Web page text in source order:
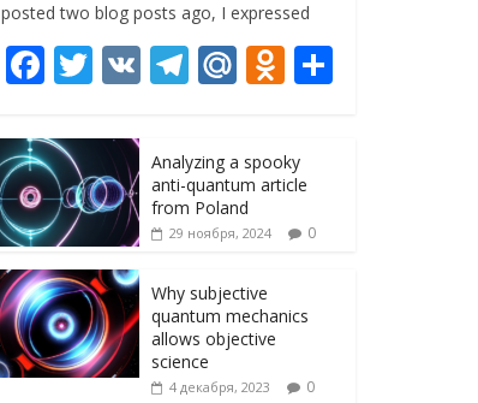
posted two blog posts ago, I expressed
F
e
b
o
o
k
T
itt
er
V T
gr
a
m
M
R
u
O
n
o
kl
as
ni
ki
Analyzing a spooky
anti-quantum article
from Poland
29 ноября, 2024 0
Why subjective
quantum mechanics
allows objective
science
4 декабря, 2023 0